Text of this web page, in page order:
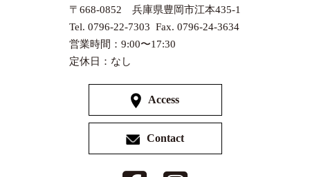
〒668-0852 兵庫県豊岡市江本435-1
Tel. 0796-22-7303 Fax. 0796-24-3634
営業時間：9:00〜17:30
定休日：なし
Access
Contact